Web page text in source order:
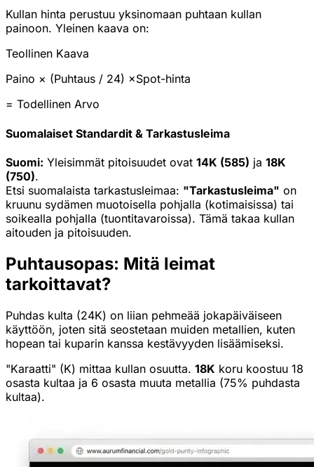
Kullan hinta perustuu yksinomaan puhtaan kullan
painoon. Yleinen kaava on:
Teollinen Kaava
Paino × (Puhtaus / 24) ×Spot-hinta
= Todellinen Arvo
Suomalaiset Standardit & Tarkastusleima
Suomi: Yleisimmät pitoisuudet ovat 14K (585) ja 18K
(750).
Etsi suomalaista tarkastusleimaa: "Tarkastusleima" on
kruunu sydämen muotoisella pohjalla (kotimaisissa) tai
soikealla pohjalla (tuontitavaroissa). Tämä takaa kullan
aitouden ja pitoisuuden.
Puhtausopas: Mitä leimat
tarkoittavat?
Puhdas kulta (24K) on liian pehmeää jokapäiväiseen
käyttöön, joten sitä seostetaan muiden metallien, kuten
hopean tai kuparin kanssa kestävyyden lisäämiseksi.
"Karaatti" (K) mittaa kullan osuutta. 18K koru koostuu 18
osasta kultaa ja 6 osasta muuta metallia (75% puhdasta
kultaa).